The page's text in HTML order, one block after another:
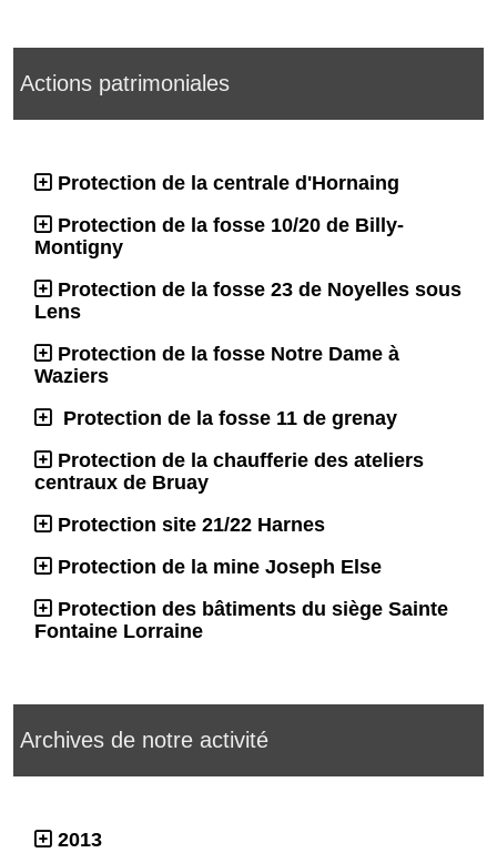
Actions patrimoniales
Protection de la centrale d'Hornaing
Protection de la fosse 10/20 de Billy-
Montigny
Protection de la fosse 23 de Noyelles sous
Lens
Protection de la fosse Notre Dame à
Waziers
Protection de la fosse 11 de grenay
Protection de la chaufferie des ateliers
centraux de Bruay
Protection site 21/22 Harnes
Protection de la mine Joseph Else
Protection des bâtiments du siège Sainte
Fontaine Lorraine
Archives de notre activité
2013